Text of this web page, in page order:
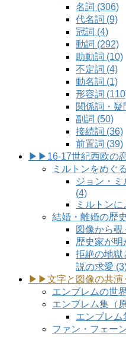
名詞 (306)
代名詞 (9)
冠詞 (4)
動詞 (292)
助動詞 (10)
不定詞 (4)
動名詞 (1)
形容詞
関係詞・疑
副詞 (50)
接続詞 (36)
前置詞 (39)
▶▶16-17世紀西欧の
ミルトンをめぐ
ジョン・
(4)
ミルトン
結婚・離婚の歴
図像から
歴史家が明
拒絶の地獄
説の求愛
▶▶文字と図像の共
エンブレムの世
エンブレム集（
エンブレム
ファン・フェー